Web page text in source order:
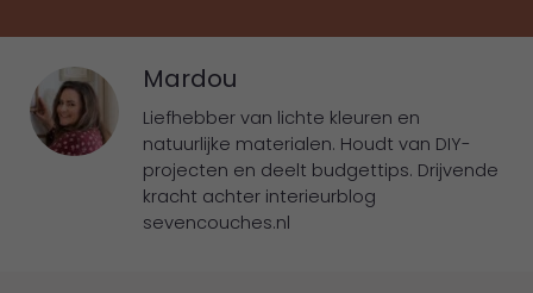
Mardou
Liefhebber van lichte kleuren en
natuurlijke materialen. Houdt van DIY-
projecten en deelt budgettips. Drijvende
kracht achter interieurblog
sevencouches.nl